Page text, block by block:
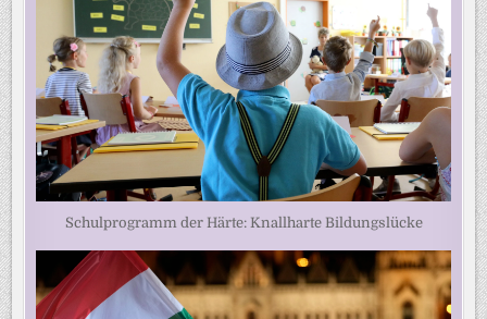
Schulprogramm der Härte: Knallharte Bildungslücke